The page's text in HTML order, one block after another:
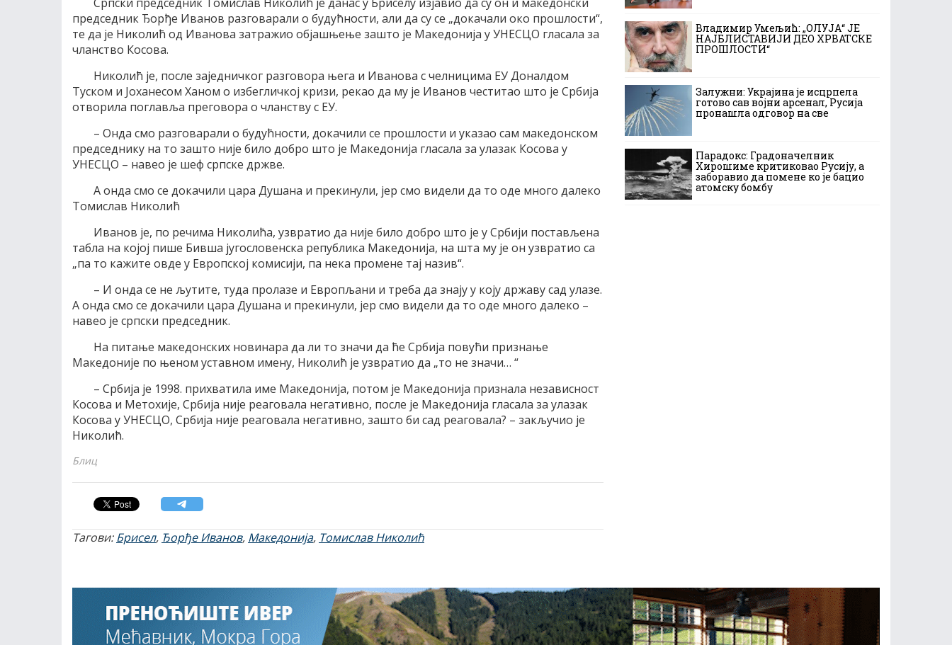
председник Ђорђе Иванов разговарали о будућности, али да су се „докачали око прошлости“,
те да је Николић од Иванова затражио објашњење зашто је Македонија у УНЕСЦО гласала за
чланство Косова.
Николић је, после заједничког разговора њега и Иванова с челницима ЕУ Доналдом
Туском и Јоханесом Ханом о избегличкој кризи, рекао да му је Иванов честитао што је Србија
отворила поглавља преговора о чланству с ЕУ.
– Онда смо разговарали о будућности, докачили се прошлости и указао сам македонском
председнику на то зашто није било добро што је Македонија гласала за улазак Косова у
УНЕСЦО – навео је шеф српске држве.
А онда смо се докачили цара Душана и прекинули, јер смо видели да то оде много далеко
Томислав Николић
Иванов је, по речима Николића, узвратио да није било добро што је у Србији постављена
табла на којој пише Бивша југословенска република Македонија, на шта му је он узвратио са
„па то кажите овде у Европској комисији, па нека промене тај назив“.
– И онда се не љутите, туда пролазе и Европљани и треба да знају у коју државу сад улазе.
А онда смо се докачили цара Душана и прекинули, јер смо видели да то оде много далеко –
навео је српски председник.
На питање македонских новинара да ли то значи да ће Србија повући признање
Македоније по њеном уставном имену, Николић је узвратио да „то не значи… “
– Србија је 1998. прихватила име Македонија, потом је Македонија признала независност
Косова и Метохије, Србија није реаговала негативно, после је Македонија гласала за улазак
Косова у УНЕСЦО, Србија није реаговала негативно, зашто би сад реаговала? – закључио је
Николић.
Блиц
Тагови:Брисел, Ђорђе Иванов, Македонија, Томислав Николић
Владимир Умељић: „ОЛУЈА“ ЈЕ
НАЈБЛИСТАВИЈИ ДЕО ХРВАТСКЕ
ПРОШЛОСТИ“
Залужни: Украјина је исцрпела
готово сав војни арсенал, Русија
пронашла одговор на све
Парадокс: Градоначелник
Хирошиме критиковао Русију, а
заборавио да помене ко је бацио
атомску бомбу